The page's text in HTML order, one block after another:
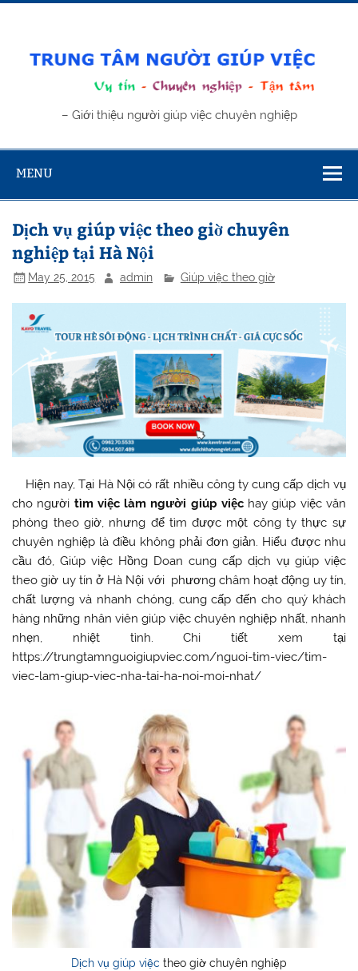
Skip
Trung tâm
– Giới thiệu người giúp việc chuyên nghiệp
MENU
Dịch vụ giúp việc theo giờ chuyên
nghiệp tại Hà Nội
May 25, 2015 admin Giúp việc theo giờ
Hiện nay, Tại Hà Nội có rất nhiều công ty cung cấp dịch vụ
cho người tìm việc làm người giúp việchay giúp việc văn
phòng theo giờ, nhưng để tìm được một công ty thực sự
chuyên nghiệp là điều không phải đơn giản. Hiểu được nhu
cầu đó, Giúp việc Hồng Doan cung cấp dịch vụ giúp việc
theo giờ uy tín ở Hà Nội với phương châm hoạt động uy tín,
chất lượng và nhanh chóng, cung cấp đến cho quý khách
hàng những nhân viên giúp việc chuyên nghiệp nhất, nhanh
nhẹn, nhiệt tình. Chi tiết xem tại
https://trungtamnguoigiupviec.com/nguoi-tim-viec/tim-
viec-lam-giup-viec-nha-tai-ha-noi-moi-nhat/
Dịch vụ giúp việc theo giờ chuyên nghiệp